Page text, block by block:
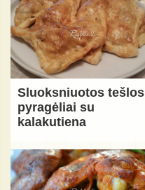
Sluoksniuotos tešlos
pyragėliai su
kalakutiena